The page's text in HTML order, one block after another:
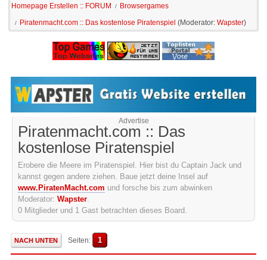
Homepage Erstellen :: FORUM / Browsergames
/ Piratenmacht.com :: Das kostenlose Piratenspiel (Moderator: Wapster)
Advertise
Piratenmacht.com :: Das
kostenlose Piratenspiel
Erobere die Meere im Piratenspiel. Hier bist du Captain Jack und
kannst gegen andere ziehen. Baue jetzt deine Insel auf
www.PiratenMacht.com und forsche bis zum abwinken
Moderator: Wapster.
0 Mitglieder und 1 Gast betrachten dieses Board.
NACH UNTEN Seiten 1